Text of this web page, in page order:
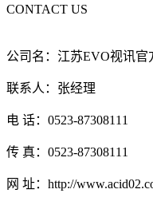
CONTACT US
公司名：江苏EVO视讯官
联系人：张经理
电 话：0523-87308111
传 真：0523-87308111
网 址：http://